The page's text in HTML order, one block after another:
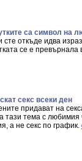
са символ на
сте откъде идва
се е
секс всеки ден
придават на
тази тема с
а не секс по график.